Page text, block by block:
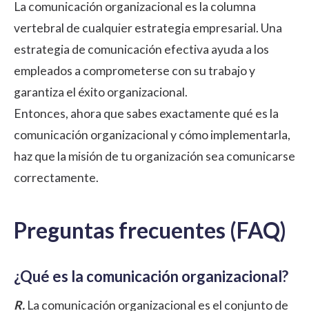
La comunicación organizacional es la columna
vertebral de cualquier estrategia empresarial. Una
estrategia de comunicación efectiva ayuda a los
empleados a comprometerse con su trabajo y
garantiza el éxito organizacional.
Entonces, ahora que sabes exactamente qué es la
comunicación organizacional y cómo implementarla,
haz que la misión de tu organización sea comunicarse
correctamente.
Preguntas frecuentes (FAQ)
¿Qué es la comunicación organizacional?
R. La comunicación organizacional es el conjunto de